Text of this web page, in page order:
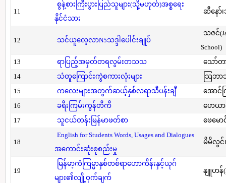
11
စွန့်စားကြီးပွားပြည်သူများ(သို့မဟုတ်)အစ္စရေး
နိုင်ငံသား
ဆီနော်၊
12 သင်ယူလေ့လာN5သဒ္ဒါပေါင်းချုပ်
သဇင်
School)
13
ရာပြည့်အမှတ်တရလွမ်းတသသ
သော်တ
14
သံတူကြောင်းကွဲစကားလုံးများ
သြဘာ
15
ကလေးများအတွက်ဆယ့်နှစ်လရာသီပန်းချီ
အောင်
16
ခရီးကြမ်းကွန်တီကီ
ဟေယာ
17
သူငယ်တန်းမြန်မာဖတ်စာ ဖေမော
18
English for Students Words, Usages and Dialogues
အကောင်းဆုံးစုစည်းမှု
မိမိလွင်၊
19
မြန်မာ့ကံကြမ္မာနှစ်တစ်ရာဟောကိန်းနှင့်ယုဂ်
များ၏လျို့ဝှက်ချက်
နျူဟန်